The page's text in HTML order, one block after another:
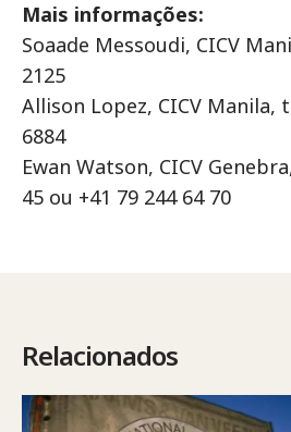
Mais informações:
Soaade Messoudi, CICV
2125
Allison Lopez, CICV Manila,
6884
Ewan Watson, CICV
45 ou +41 79 244 64 70
Relacionados